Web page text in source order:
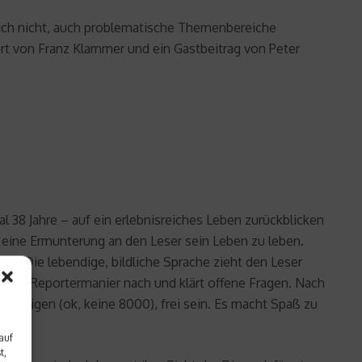
nicht, auch problematische Themenbereiche
von Franz Klammer und ein Gastbeitrag von Peter
Jahre – auf ein erlebnisreiches Leben zurückblicken
Ermunterung an den Leser sein Leben zu leben.
Die lebendige, bildliche Sprache zieht den Leser
Reportermanier nach und klärt offene Fragen. Nach
(ok, keine 8000), frei sein. Es macht Spaß zu